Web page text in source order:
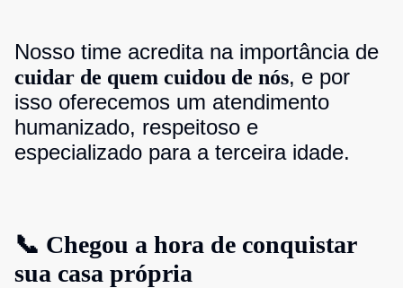
Nosso time acredita na importância de
cuidar de quem cuidou de nós, e por
isso oferecemos um atendimento
humanizado, respeitoso e
especializado para a terceira idade.
📞 Chegou a hora de conquistar
sua casa própria